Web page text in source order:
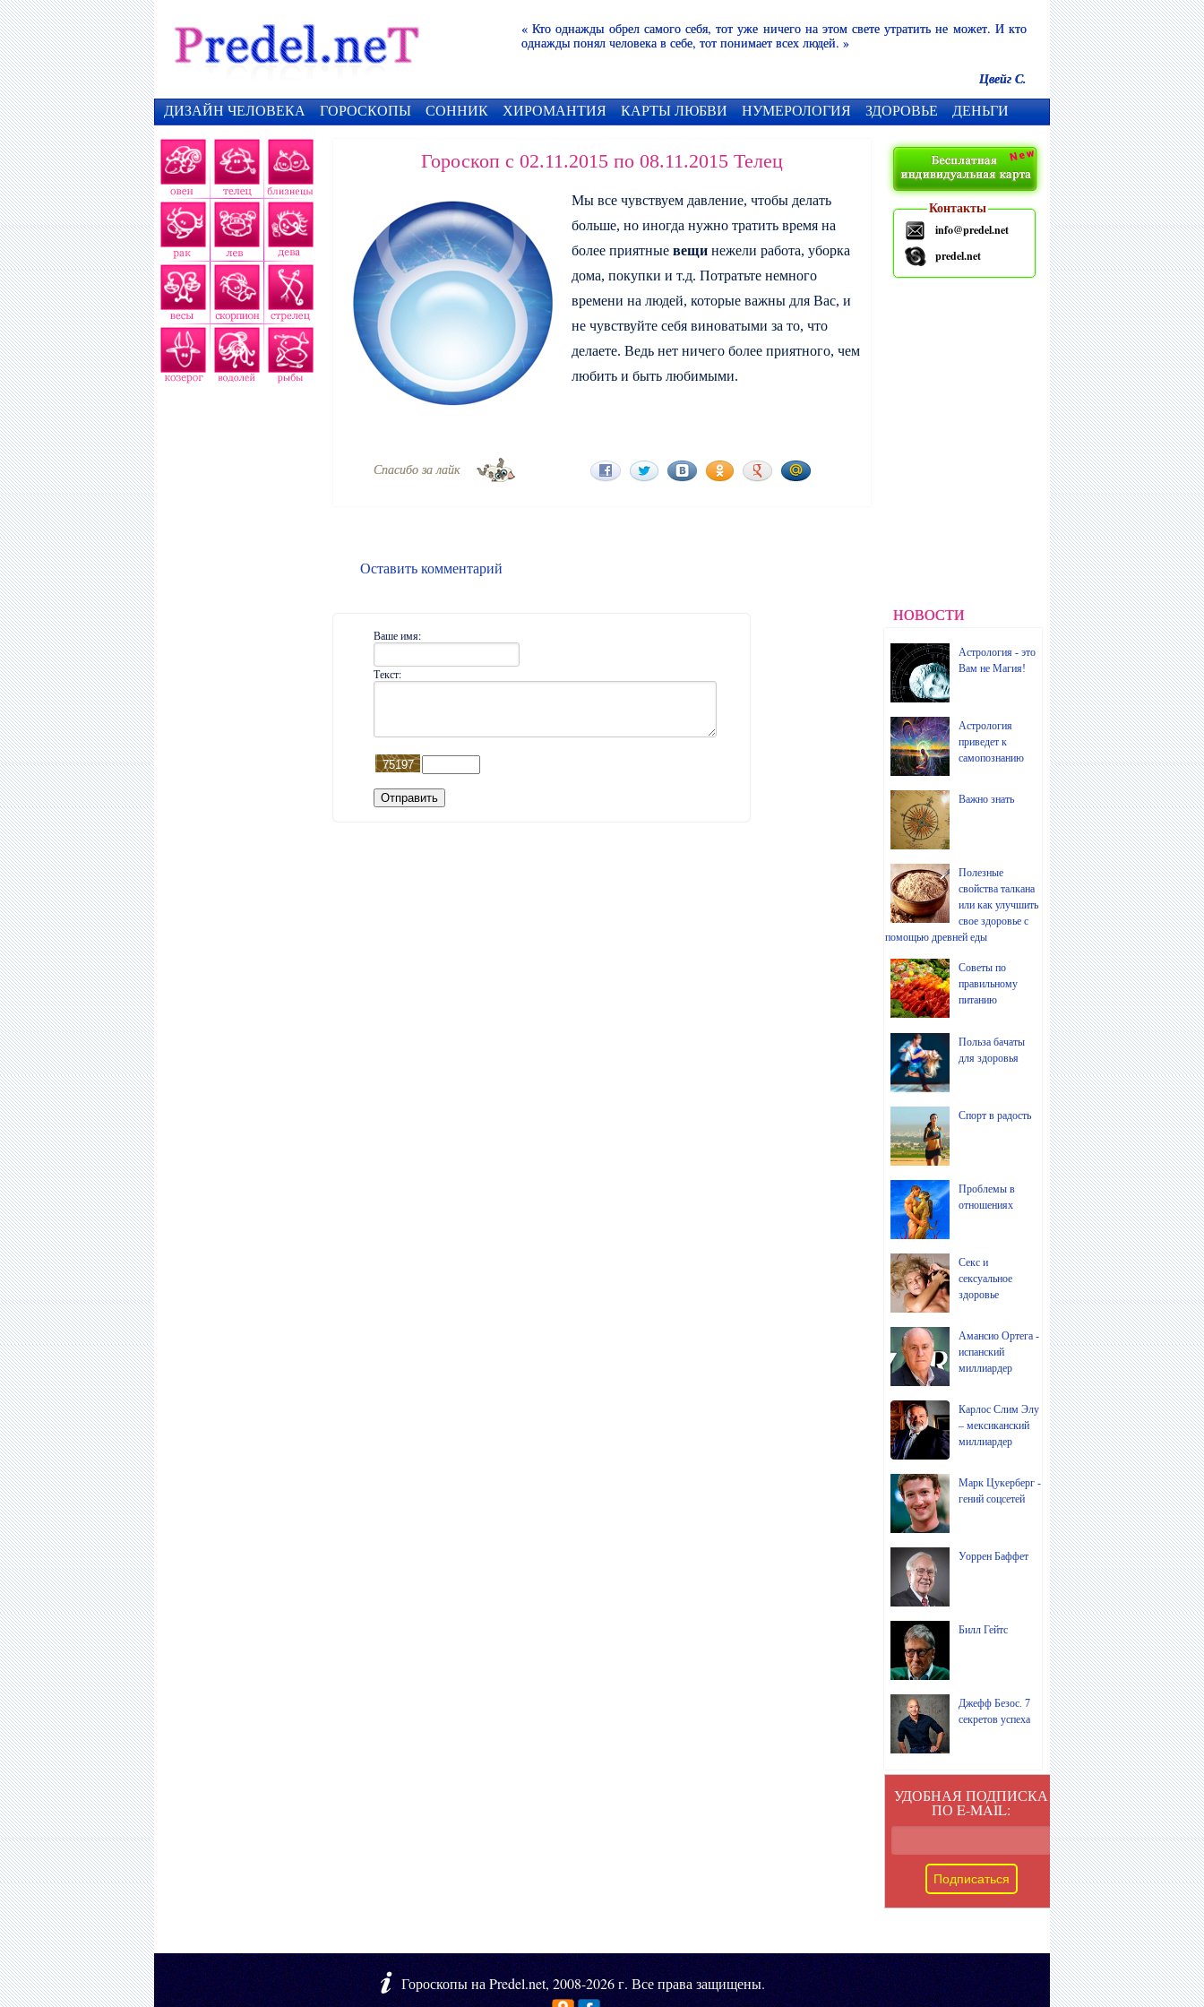
« Кто однажды обрел самого себя, тот уже ничего на этом свете утратить не может. И кто
однажды понял человека в себе, тот понимает всех людей. »
Цвейг С.
ДИЗАЙН ЧЕЛОВЕКА ГОРОСКОПЫ СОННИК ХИРОМАНТИЯ КАРТЫ ЛЮБВИ НУМЕРОЛОГИЯ ЗДОРОВЬЕ ДЕНЬГИ
Гороскоп с 02.11.2015 по 08.11.2015 Телец
Мы все чувствуем давление, чтобы делать
больше, но иногда нужно тратить время на
более приятные вещи нежели работа, уборка
дома, покупки и т.д. Потратьте немного
времени на людей, которые важны для Вас, и
не чувствуйте себя виноватыми за то, что
делаете. Ведь нет ничего более приятного, чем
любить и быть любимыми.
Cпасибо за лайк
Оставить комментарий
Ваше имя:
Текст:
Контакты
info@predel.net
predel.net
НОВОСТИ
Астрология - это
Вам не Магия!
Астрология
приведет к
самопознанию
Важно знать
Полезные
свойства талкана
или как улучшить
свое здоровье с
помощью древней еды
Советы по
правильному
питанию
Польза бачаты
для здоровья
Спорт в радость
Проблемы в
отношениях
Секс и
сексуальное
здоровье
Амансио Ортега -
испанский
миллиардер
Карлос Слим Элу
– мексиканский
миллиардер
Марк Цукерберг -
гений соцсетей
Уоррен Баффет
Билл Гейтс
Джефф Безос. 7
секретов успеха
УДОБНАЯ ПОДПИСКА
ПО E-MAIL:
Гороскопы на Predel.net, 2008-2026 г. Все права защищены.